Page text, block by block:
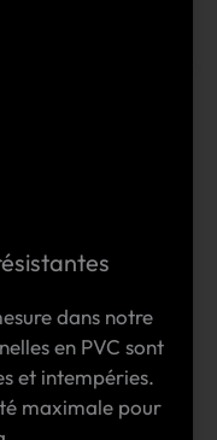
dans notre
en PVC sont
et intempéries.
maximale pour